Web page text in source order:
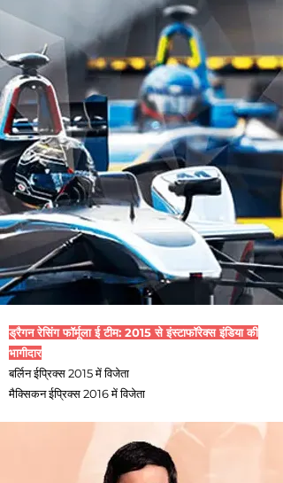
ड्रैगन रेसिंग फॉर्मूला ई टीम: 2015 से इंस्टाफॉरेक्स इंडिया की
भागीदार
बर्लिन ईप्रिक्स 2015 में विजेता
मैक्सिकन ईप्रिक्स 2016 में विजेता